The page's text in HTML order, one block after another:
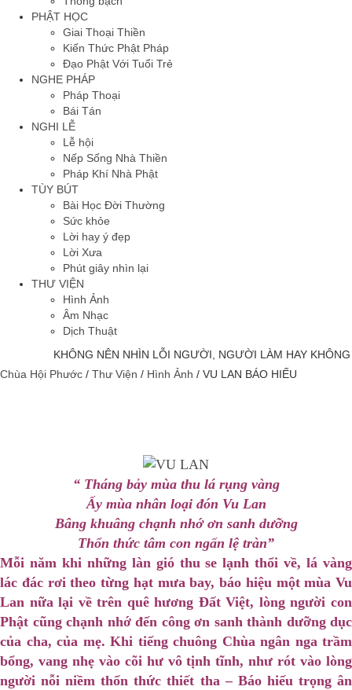
PHẬT HỌC
Giai Thoại Thiền
Kiến Thức Phật Pháp
Đạo Phật Với Tuổi Trẻ
NGHE PHÁP
Pháp Thoại
Bái Tán
NGHI LỄ
Lễ hội
Nếp Sống Nhà Thiền
Pháp Khí Nhà Phật
TÙY BÚT
Bài Học Đời Thường
Sức khỏe
Lời hay ý đẹp
Lời Xưa
Phút giây nhìn lại
THƯ VIỆN
Hình Ảnh
Âm Nhạc
Dịch Thuật
KHÔNG NÊN NHÌN LỖI NGƯỜI, NGƯỜI LÀM HAY
Chùa Hội Phước / Thư Viện / Hình Ảnh / VU LAN BÁO HIẾU
“ Tháng bảy mùa thu lá rụng vàng
Ấy mùa nhân loại đón Vu Lan
Bâng khuâng chạnh nhớ ơn sanh dưỡng
Thổn thức tâm con ngấn lệ tràn”
Mỗi năm khi những làn gió thu se lạnh thổi về, lá vàng
lác đác rơi theo từng hạt mưa bay, báo hiệu một mùa Vu
Lan nữa lại về trên quê hương Đất Việt, lòng người con
Phật cũng chạnh nhớ đến công ơn sanh thành dưỡng dục
của cha, của mẹ. Khi tiếng chuông Chùa ngân nga trầm
bổng, vang nhẹ vào cõi hư vô tịnh tĩnh, như rót vào lòng
người nỗi niềm thổn thức thiết tha – Báo hiếu trọng ân